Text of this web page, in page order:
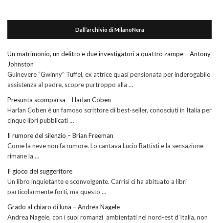
Dall’archivio di MilanoNera
Un matrimonio, un delitto e due investigatori a quattro zampe – Antony
Johnston
Guinevere “Gwinny” Tuffel, ex attrice quasi pensionata per inderogabile
assistenza al padre, scopre purtroppo alla …
Presunta scomparsa – Harlan Coben
Harlan Coben è un famoso scrittore di best-seller, conosciuti in Italia per
cinque libri pubblicati …
Il rumore del silenzio – Brian Freeman
Come la neve non fa rumore. Lo cantava Lucio Battisti e la sensazione
rimane la …
Il gioco del suggeritore
Un libro inquietante e sconvolgente. Carrisi ci ha abituato a libri
particolarmente forti, ma questo …
Grado al chiaro di luna – Andrea Nagele
Andrea Nagele, con i suoi romanzi ambientati nel nord-est d’Italia, non